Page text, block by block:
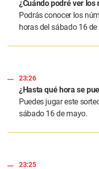
¿Cuándo podré ver
Podrás conocer los
horas del sábado 16
23:26
¿Hasta qué hora se
Puedes jugar este
sábado 16 de mayo.
23:25